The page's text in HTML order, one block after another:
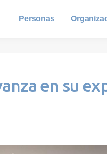
Personas
en su